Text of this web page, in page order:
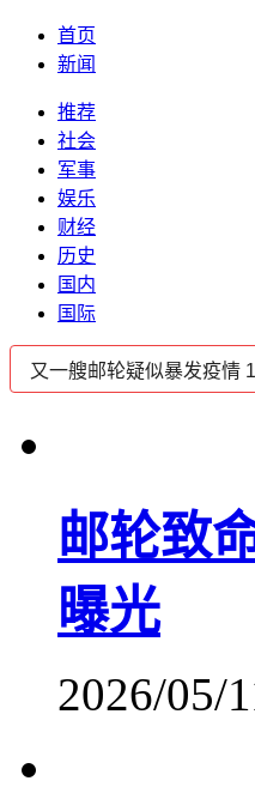
首页
新闻
推荐
社会
军事
娱乐
财经
历史
国内
国际
邮轮致
曝光
2026/05/